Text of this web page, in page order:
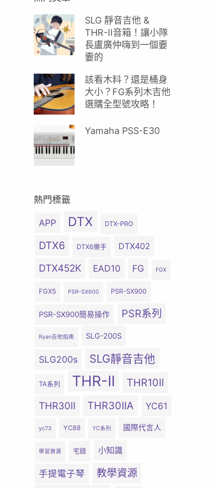
SLG 靜音吉他 &
THR-II音箱！讓小隊
長盧廣仲嗨到一個嫑
嫑的
該看木料？還是桶身
大小？FG系列木吉他
選購全型號攻略！
Yamaha PSS-E30
熱門標籤
APP DTX DTX-PRO
DTX6 DTX6樂手 DTX402
DTX452K EAD10 FG FGX
FGX5 PSR-SX600 PSR-SX900
PSR-SX900簡易操作 PSR系列
Ryan吉他指南 SLG-200S
SLG200s SLG靜音吉他
TA系列 THR-II THR10II
THR30II THR30IIA YC61
yc73 YC88 YC系列 國際代言人
學習資源 宅錄 小知識
手提電子琴 教學資源